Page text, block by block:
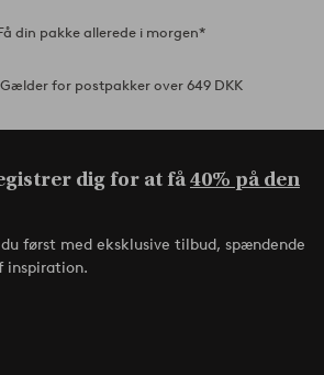
din pakke allerede i morgen*
Gælder for postpakker over 649 DKK
dig for at få40% på den
først med eksklusive tilbud, spændende
inspiration.